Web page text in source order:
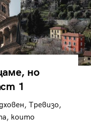
но
1
Тревизо,
които